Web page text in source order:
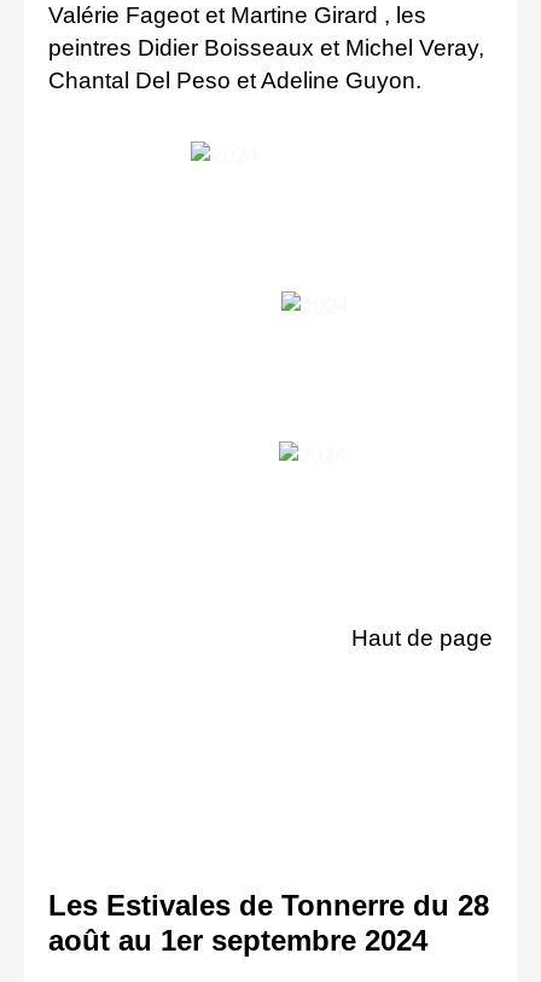
Valérie Fageot et Martine Girard , les
peintres Didier Boisseaux et Michel Veray,
Chantal Del Peso et Adeline Guyon.
Haut de page
Les Estivales de Tonnerre du 28
août au 1er septembre 2024